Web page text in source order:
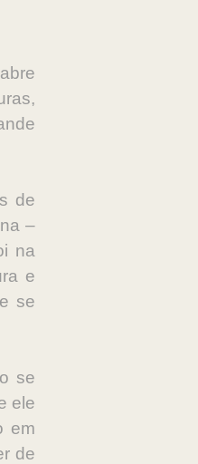
de
–
na
e
se
se
ele
em
de